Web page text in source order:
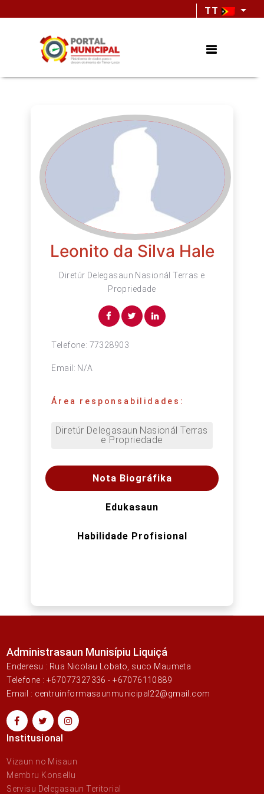
TT
Leonito da Silva Hale
Diretúr Delegasaun Nasionál Terras e
Propriedade
Telefone: 77328903
Email: N/A
Área responsabilidades:
Diretúr Delegasaun Nasionál Terras
e Propriedade
Nota Biográfika
Edukasaun
Habilidade Profisional
Administrasaun Munisípiu Liquiçá
Enderesu : Rua Nicolau Lobato, suco Maumeta
Telefone : +67077327336 - +67076110889
Email : centruinformasaunmunicipal22@gmail.com
Institusional
Vizaun no Misaun
Membru Konsellu
Servisu Delegasaun Teritorial